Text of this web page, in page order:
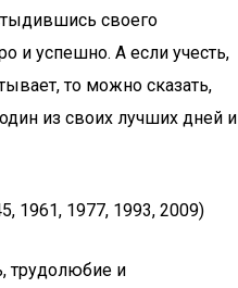
своего
и успешно. А если учесть,
то можно сказать,
из своих лучших дней и
1977, 1993, 2009)
трудолюбие и